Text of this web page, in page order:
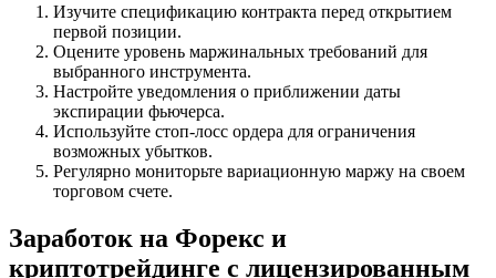
Изучите спецификацию контракта перед открытием
первой позиции.
Оцените уровень маржинальных требований для
выбранного инструмента.
Настройте уведомления о приближении даты
экспирации фьючерса.
Используйте стоп-лосс ордера для ограничения
возможных убытков.
Регулярно мониторьте вариационную маржу на своем
торговом счете.
Заработок на Форекс и
криптотрейдинге с лицензированным